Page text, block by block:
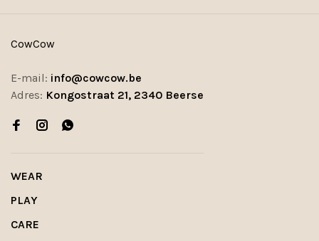
CowCow
E-mail: info@cowcow.be
Adres: Kongostraat 21, 2340 Beerse
WEAR
PLAY
CARE